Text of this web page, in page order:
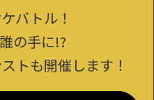
バトル！
の手に!?
トも開催します！